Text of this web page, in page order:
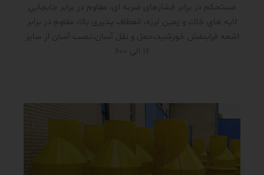
مستحکم در برابر فشار‌های ضربه ای، مقاوم در برابر جابجايي
لايه هاي خاك و زمين لرزه، انعطاف پذیری بالا، مقاوم در برابر
اشعه فرابنفش خورشید،حمل و نقل آسان،نصب آسان از سایز
16 الی 600